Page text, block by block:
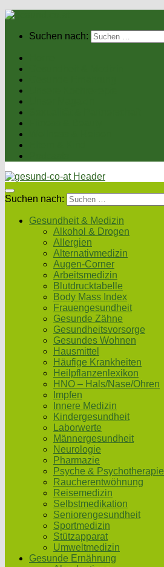
Suchen nach:
Suchen nach:
Gesundheit & Medizin
Alkohol & Drogen
Allergien
Alternativmedizin
Augen-Corner
Arbeitsmedizin
Blutdrucktabelle
Body Mass Index
Frauengesundheit
Gesunde Zähne
Gesundheitsvorsorge
Gesundes Wohnen
Hausmittel
Häufige Krankheiten
Heilpflanzenlexikon
HNO – Hals/Nase/Ohren
Impfen
Innere Medizin
Kindergesundheit
Laborwerte
Männergesundheit
Neurologie
Pharmazie
Psyche & Psychotherapie
Raucherentwöhnung
Reisemedizin
Selbstmedikation
Seniorengesundheit
Sportmedizin
Stützapparat
Umweltmedizin
Gesunde Ernährung